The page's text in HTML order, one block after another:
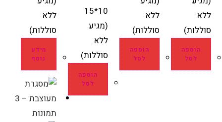
ללא
סוללות)
הוספה
לסל
ללא
סוללות)
הוספה
לסל
10*15
(מגיע
ללא
סוללות)
הוספה
לסל
ללא
סוללות)
מידע
נוסף